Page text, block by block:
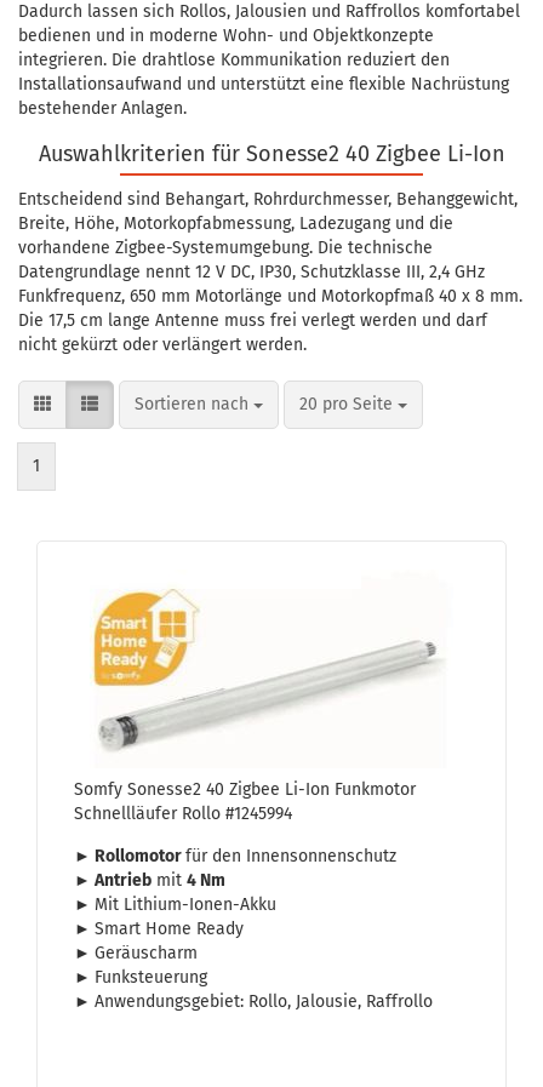
Dadurch lassen sich Rollos, Jalousien und Raffrollos komfortabel
bedienen und in moderne Wohn- und Objektkonzepte
integrieren. Die drahtlose Kommunikation reduziert den
Installationsaufwand und unterstützt eine flexible Nachrüstung
bestehender Anlagen.
Auswahlkriterien für Sonesse2 40 Zigbee Li-Ion
Entscheidend sind Behangart, Rohrdurchmesser, Behanggewicht,
Breite, Höhe, Motorkopfabmessung, Ladezugang und die
vorhandene Zigbee-Systemumgebung. Die technische
Datengrundlage nennt 12 V DC, IP30, Schutzklasse III, 2,4 GHz
Funkfrequenz, 650 mm Motorlänge und Motorkopfmaß 40 x 8 mm.
Die 17,5 cm lange Antenne muss frei verlegt werden und darf
nicht gekürzt oder verlängert werden.
Sortieren nach
Sortieren nach 20 pro Seite
pro Seite
1
Somfy Sonesse2 40 Zig­bee Li-​Ion Funk­mo­tor
Schnell­läu­fer Rollo #1245994
► Rol­lo­mo­torfür den In­nen­son­nen­schutz
► An­trieb mit 4 Nm
► Mit Lithium-​Ionen-Akku
► Smart Home Ready
► Ge­räusch­arm
► Funk­steue­rung
► An­wen­dungs­ge­biet: Rollo, Ja­lou­sie, Raf­frol­lo